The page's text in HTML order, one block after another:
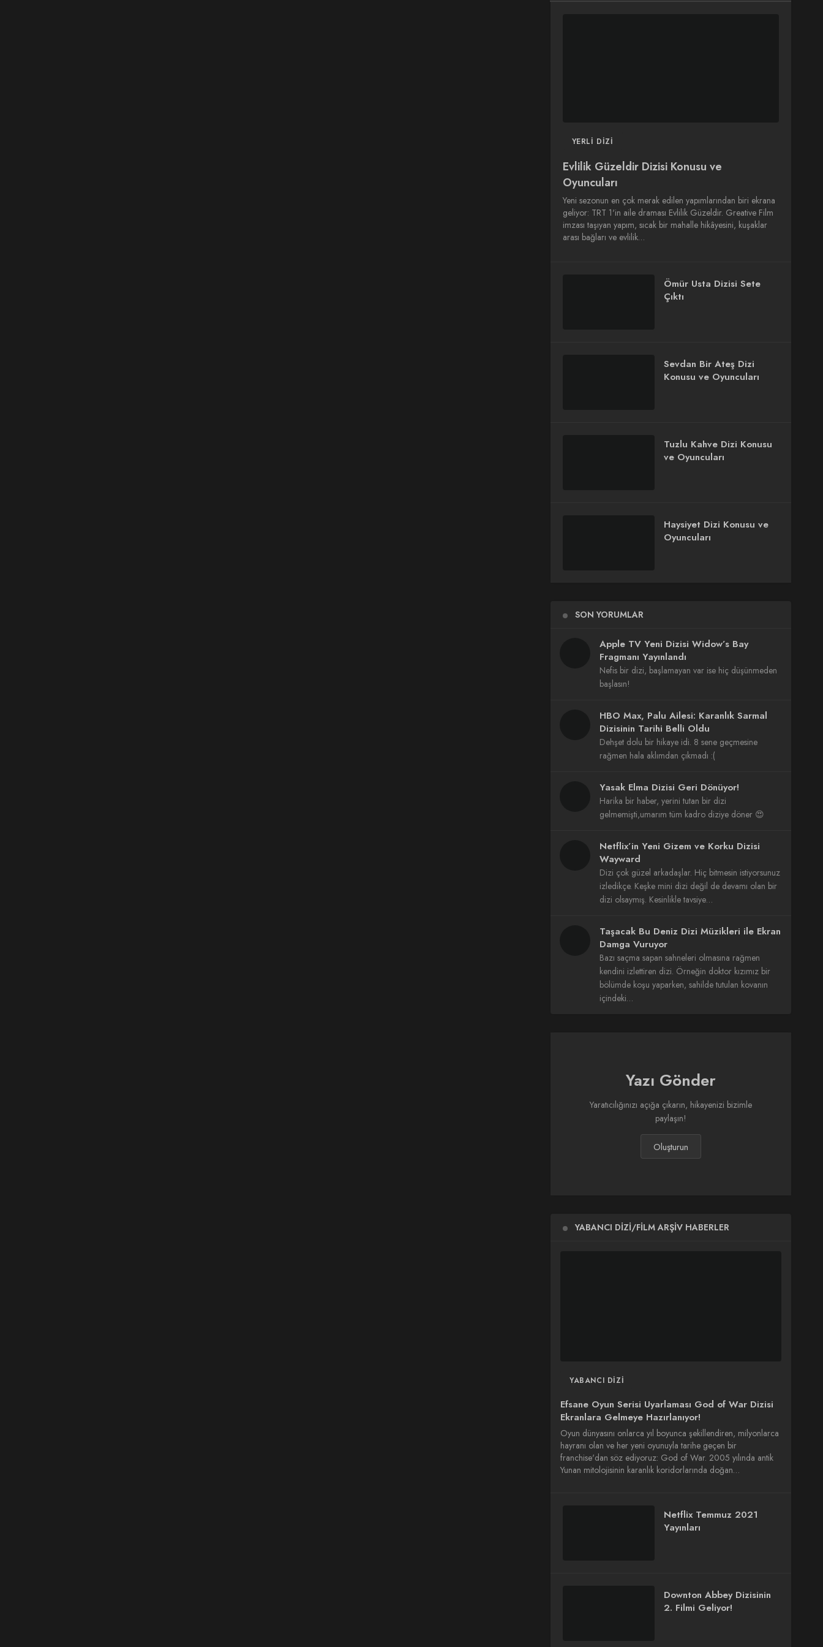
YERLI DIZI
Evlilik Güzeldir Dizisi Konusu ve
Oyuncuları
Yeni sezonun en çok merak edilen yapımlarından biri ekrana
geliyor: TRT 1'in aile draması Evlilik Güzeldir. Greative Film
imzası taşıyan yapım, sıcak bir mahalle hikâyesini, kuşaklar
arası bağları ve evlilik…
Ömür Usta Dizisi Sete
Çıktı
Sevdan Bir Ateş Dizi
Konusu ve Oyuncuları
Tuzlu Kahve Dizi Konusu
ve Oyuncuları
Haysiyet Dizi Konusu ve
Oyuncuları
SON YORUMLAR
Apple TV Yeni Dizisi Widow’s Bay
Fragmanı Yayınlandı
Nefis bir dizi, başlamayan var ise hiç düşünmeden
başlasın!
HBO Max, Palu Ailesi: Karanlık Sarmal
Dizisinin Tarihi Belli Oldu
Dehşet dolu bir hikaye idi. 8 sene geçmesine
rağmen hala aklımdan çıkmadı :(
Yasak Elma Dizisi Geri Dönüyor!
Harika bir haber, yerini tutan bir dizi
gelmemişti,umarım tüm kadro diziye döner 😍
Netflix’in Yeni Gizem ve Korku Dizisi
Wayward
Dizi çok güzel arkadaşlar. Hiç bitmesin istiyorsunuz
izledikçe. Keşke mini dizi değil de devamı olan bir
dizi olsaymış. Kesinlikle tavsiye…
Taşacak Bu Deniz Dizi Müzikleri ile Ekran
Damga Vuruyor
Bazı saçma sapan sahneleri olmasına rağmen
kendini izlettiren dizi. Örneğin doktor kızımız bir
bölümde koşu yaparken, sahilde tutulan kovanın
içindeki…
Yazı Gönder
Yaratıcılığınızı açığa çıkarın, hikayenizi bizimle
paylaşın!
Oluşturun
YABANCI DIZI/FILM ARŞIV HABERLER
YABANCI DIZI
Efsane Oyun Serisi Uyarlaması God of War Dizisi
Ekranlara Gelmeye Hazırlanıyor!
Oyun dünyasını onlarca yıl boyunca şekillendiren, milyonlarca
hayranı olan ve her yeni oyunuyla tarihe geçen bir
franchise'dan söz ediyoruz: God of War. 2005 yılında antik
Yunan mitolojisinin karanlık koridorlarında doğan…
Netflix Temmuz 2021
Yayınları
Downton Abbey Dizisinin
2. Filmi Geliyor!